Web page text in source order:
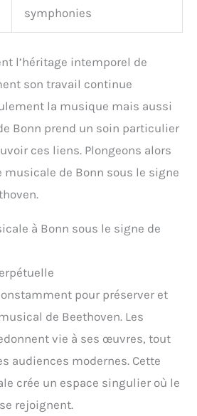
symphonies
l’héritage intemporel de
son travail continue
la musique mais aussi
Bonn prend un soin particulier
ces liens. Plongeons alors
musicale de Bonn sous le signe
à Bonn sous le signe de
pour préserver et
de Beethoven. Les
vie à ses œuvres, tout
audiences modernes. Cette
crée un espace singulier où le
rejoignent.